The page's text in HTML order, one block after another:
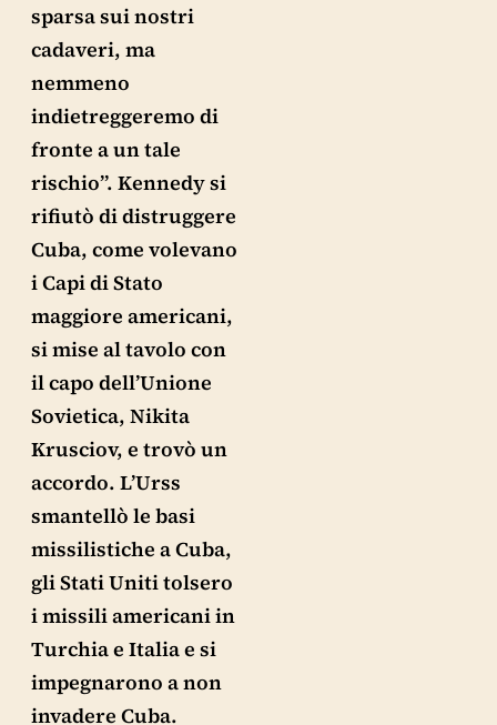
sparsa sui nostri
cadaveri, ma
nemmeno
indietreggeremo di
fronte a un tale
rischio”. Kennedy si
rifiutò di distruggere
Cuba, come volevano
i Capi di Stato
maggiore americani,
si mise al tavolo con
il capo dell’Unione
Sovietica, Nikita
Krusciov, e trovò un
accordo. L’Urss
smantellò le basi
missilistiche a Cuba,
gli Stati Uniti tolsero
i missili americani in
Turchia e Italia e si
impegnarono a non
invadere Cuba.